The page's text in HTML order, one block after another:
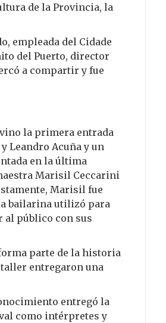
de la Provincia, la
empleada del Cidade
del Puerto, director
a compartir y fue
la primera entrada
Leandro Acuña y un
en la última
Marisil Ceccarini
Marisil fue
bailarina utilizó para
al público con sus
parte de la historia
entregaron una
entregó la
como intérpretes y